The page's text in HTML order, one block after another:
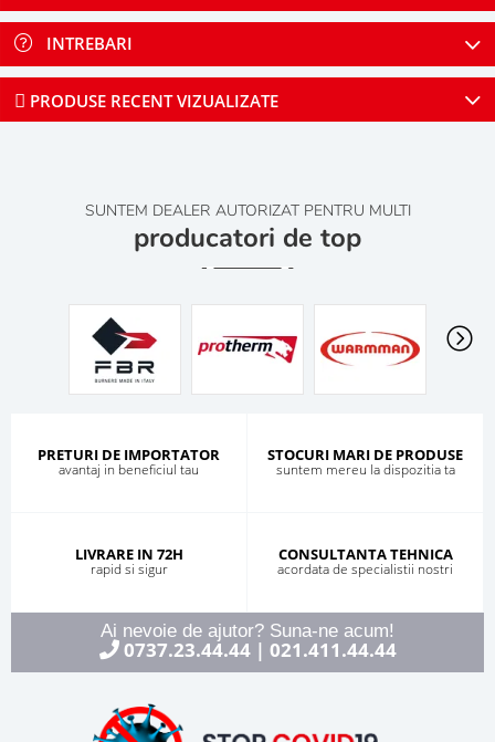
INTREBARI
PRODUSE RECENT VIZUALIZATE
SUNTEM DEALER AUTORIZAT PENTRU MULTI
producatori de top
PRETURI DE IMPORTATOR
avantaj in beneficiul tau
STOCURI MARI DE PRODUSE
suntem mereu la dispozitia ta
LIVRARE IN 72H
rapid si sigur
CONSULTANTA TEHNICA
acordata de specialistii nostri
Ai nevoie de ajutor? Suna-ne acum!
0737.23.44.44| 021.411.44.44